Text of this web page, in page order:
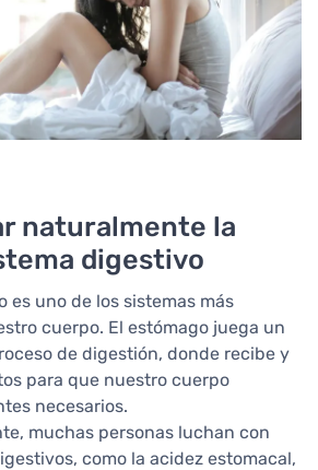
naturalmente la
digestivo
es uno de los sistemas más
cuerpo. El estómago juega un
de digestión, donde recibe y
para que nuestro cuerpo
necesarios.
muchas personas luchan con
como la acidez estomacal,